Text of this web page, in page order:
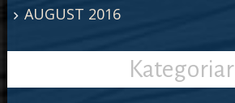
AUGUST 2016
Kategoriar